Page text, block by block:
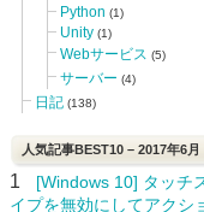
Python (1)
Unity (1)
Webサービス (5)
サーバー (4)
日記 (138)
人気記事BEST10 – 2017年6月
1
[Windows 10] タッチ
イプを無効にしてアクシ